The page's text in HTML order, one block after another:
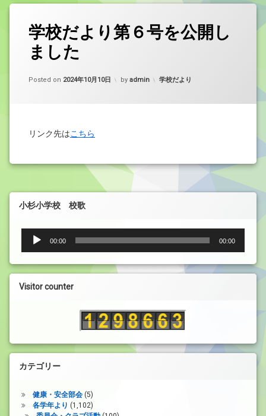
学校だより第６号を公開し
ました
Posted on 2024年10月10日 by admin カテゴリー:
学校だより
リンク先はこちら
小杉小学校 校歌
プ
レ
ー
ヤ
00:00 00:00
Visitor counter
カテゴリー
健康・安全部会(5)
各学年より (1,102)